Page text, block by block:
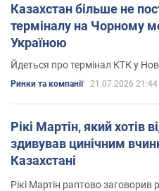
Казахстан більше не
терміналу на Чорному
Україною
Йдеться про термінал КТК у
Ринки та компанії 21.07.2026 21:44
Рікі Мартін, який хотів
здивував цинічним
Казахстані
Рікі Мартін раптово заговорив